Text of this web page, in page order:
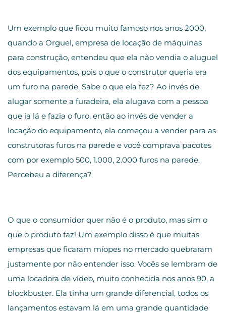
Um exemplo que ficou muito famoso nos anos 2000,
quando a Orguel, empresa de locação de máquinas
para construção, entendeu que ela não vendia o aluguel
dos equipamentos, pois o que o construtor queria era
um furo na parede. Sabe o que ela fez? Ao invés de
alugar somente a furadeira, ela alugava com a pessoa
que ia lá e fazia o furo, então ao invés de vender a
locação do equipamento, ela começou a vender para as
construtoras furos na parede e você comprava pacotes
com por exemplo 500, 1.000, 2.000 furos na parede.
Percebeu a diferença?
O que o consumidor quer não é o produto, mas sim o
que o produto faz! Um exemplo disso é que muitas
empresas que ficaram míopes no mercado quebraram
justamente por não entender isso. Vocês se lembram de
uma locadora de vídeo, muito conhecida nos anos 90, a
blockbuster. Ela tinha um grande diferencial, todos os
lançamentos estavam lá em uma grande quantidade